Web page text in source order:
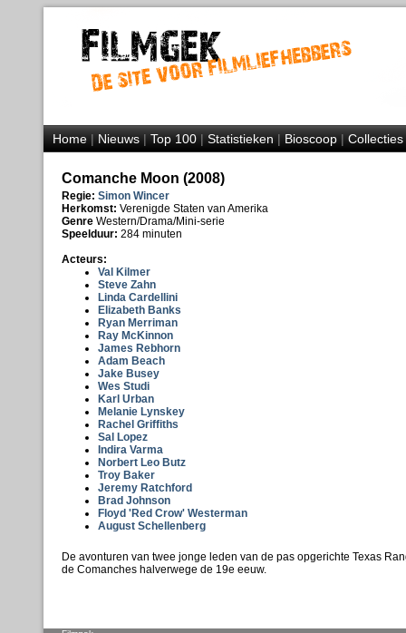
Home|Nieuws|Top 100|Statistieken|Bioscoop|Collecties
Comanche Moon (2008)
Regie: Simon Wincer
Herkomst: Verenigde Staten van Amerika
Genre Western/Drama/Mini-serie
Speelduur: 284 minuten
Acteurs:
Val Kilmer
Steve Zahn
Linda Cardellini
Elizabeth Banks
Ryan Merriman
Ray McKinnon
James Rebhorn
Adam Beach
Jake Busey
Wes Studi
Karl Urban
Melanie Lynskey
Rachel Griffiths
Sal Lopez
Indira Varma
Norbert Leo Butz
Troy Baker
Jeremy Ratchford
Brad Johnson
Floyd 'Red Crow' Westerman
August Schellenberg
De avonturen van twee jonge leden van de pas opgerichte Texas
de Comanches halverwege de 19e eeuw.